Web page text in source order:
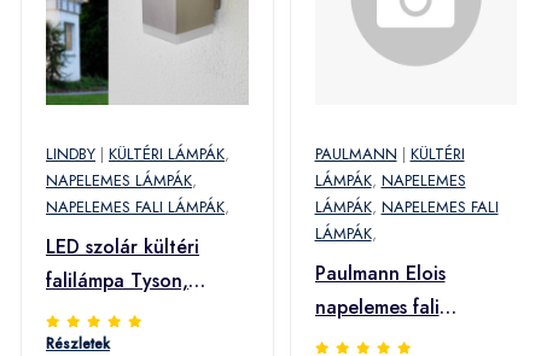
LINDBY | KÜLTÉRI LÁMPÁK,
NAPELEMES LÁMPÁK,
NAPELEMES FALI LÁMPÁK,
LED szolár kültéri
falilámpa Tyson,
szögl., szatén
Részletek
PAULMANN | KÜLTÉRI
LÁMPÁK, NAPELEMES
LÁMPÁK, NAPELEMES FALI
LÁMPÁK,
Paulmann Elois
napelemes fali
lámpa+mozgásérzékelő